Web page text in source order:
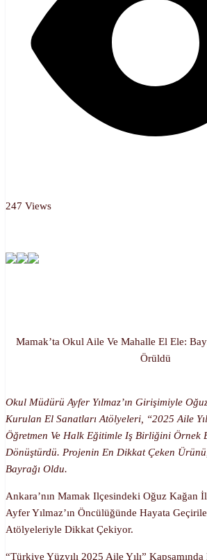
247 Views
Mamak’ta Okul Aile Ve Mahalle El Ele:
Örüldü
Okul Müdürü Ayfer Yılmaz’ın Girişimiyle
Kurulan El Sanatları Atölyeleri, “2025 Aile
Öğretmen Ve Halk Eğitimle Iş Birliğini Örnek
Dönüştürdü. Projenin En Dikkat Çeken
Bayrağı Oldu.
Ankara’nın Mamak Ilçesindeki Oğuz Kağan
Ayfer Yılmaz’ın Öncülüğünde Hayata
Atölyeleriyle Dikkat Çekiyor.
“Türkiye Yüzyılı 2025 Aile Yılı”